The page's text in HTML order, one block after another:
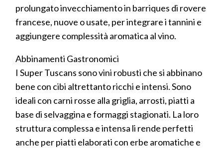
prolungato invecchiamento in barriques di rovere
francese, nuove o usate, per integrare i tannini e
aggiungere complessità aromatica al vino.
Abbinamenti Gastronomici
I Super Tuscans sono vini robusti che si abbinano
bene con cibi altrettanto ricchi e intensi. Sono
ideali con carni rosse alla griglia, arrosti, piatti a
base di selvaggina e formaggi stagionati. La loro
struttura complessa e intensa li rende perfetti
anche per piatti elaborati con erbe aromatiche e